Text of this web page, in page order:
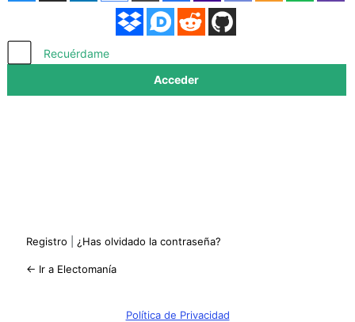
Recuérdame
Registro ¿Has olvidado la contraseña?
← Ir a Electomanía
Política de Privacidad